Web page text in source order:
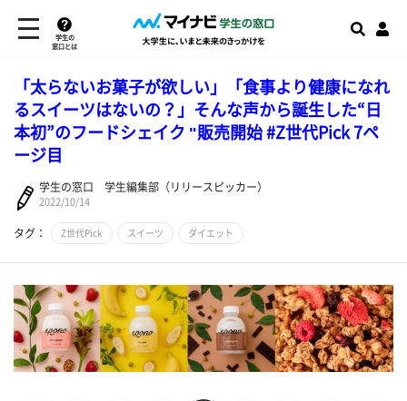
学生の
窓口とは
「太らないお菓子が欲しい」「食事より健康になれ
るスイーツはないの？」そんな声から誕生した“日
本初”のフードシェイク "販売開始 #Z世代Pick 7ペ
ージ目
学生の窓口 学生編集部（リリースピッカー）
2022/10/14
タグ： Z世代Pick スイーツ ダイエット